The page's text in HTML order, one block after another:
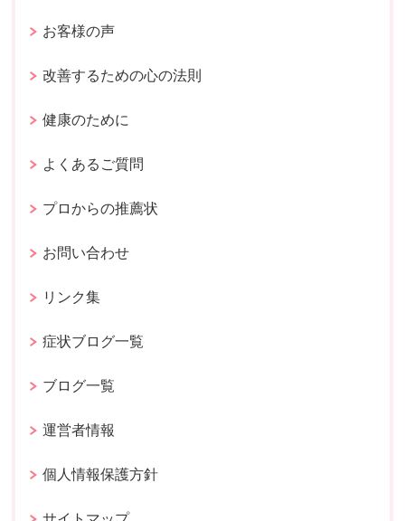
お客様の声
改善するための心の法則
健康のために
よくあるご質問
プロからの推薦状
お問い合わせ
リンク集
症状ブログ一覧
ブログ一覧
運営者情報
個人情報保護方針